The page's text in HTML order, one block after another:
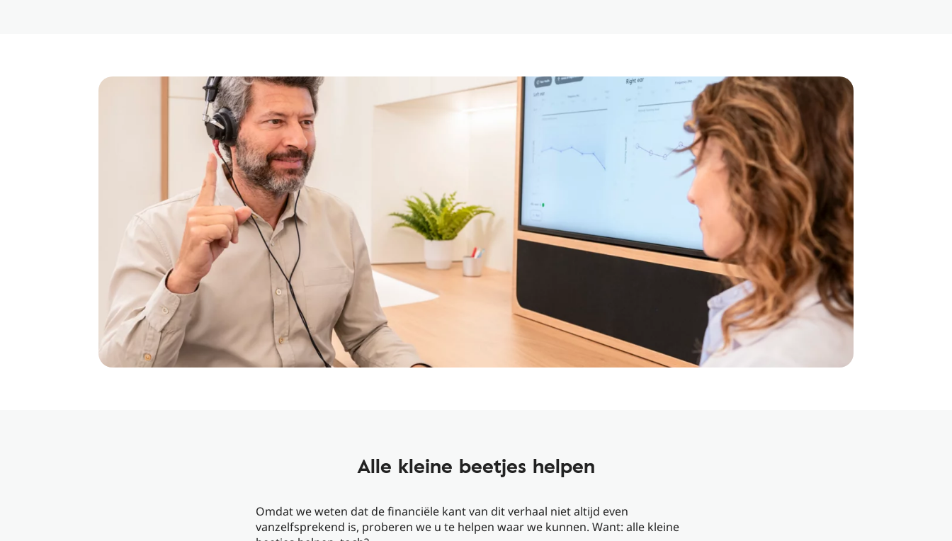
Alle kleine beetjes helpen
Omdat we weten dat de financiële kant van dit verhaal niet altijd even
vanzelfsprekend is, proberen we u te helpen waar we kunnen. Want: alle kleine